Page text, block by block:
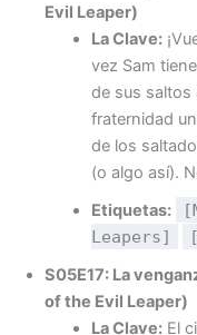
Evil Leaper)
La Clave:
vez Sam
de sus saltos
fraternidad
de los
(o algo así).
Etiquetas:
Leapers]
S05E17: La
of the Evil Leaper)
La Clave:El